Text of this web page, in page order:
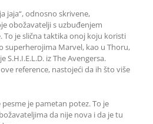
jaja“, odnosno skrivene,
obožavatelji s uzbuđenjem
To je slična taktika onoj koju koristi
superherojima Marvel, kao u Thoru,
iz The Avengersa.
reference, nastojeći da ih što više
je pametan potez. To je
da nije nova i da je tu